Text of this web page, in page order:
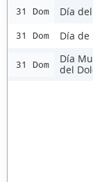
31 Dom Día
31 Dom Día
31 Dom
Día
del